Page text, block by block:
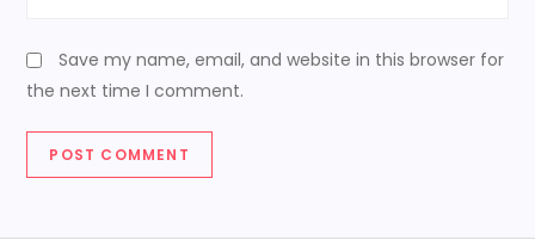
Save my name, email, and website in this browser for
the next time I comment.